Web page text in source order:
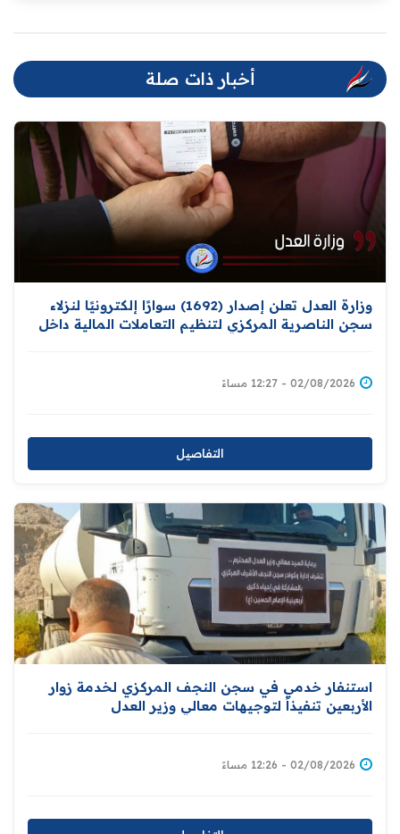
أخبار ذات صلة
وزارة العدل تعلن إصدار (1692) سوارًا إلكترونيًا لنزلاء
سجن الناصرية المركزي لتنظيم التعاملات المالية داخل
02/08/2026 - 12:27 مساءً
التفاصيل
استنفار خدمي في سجن النجف المركزي لخدمة زوار
الأربعين تنفيذاً لتوجيهات معالي وزير العدل
02/08/2026 - 12:26 مساءً